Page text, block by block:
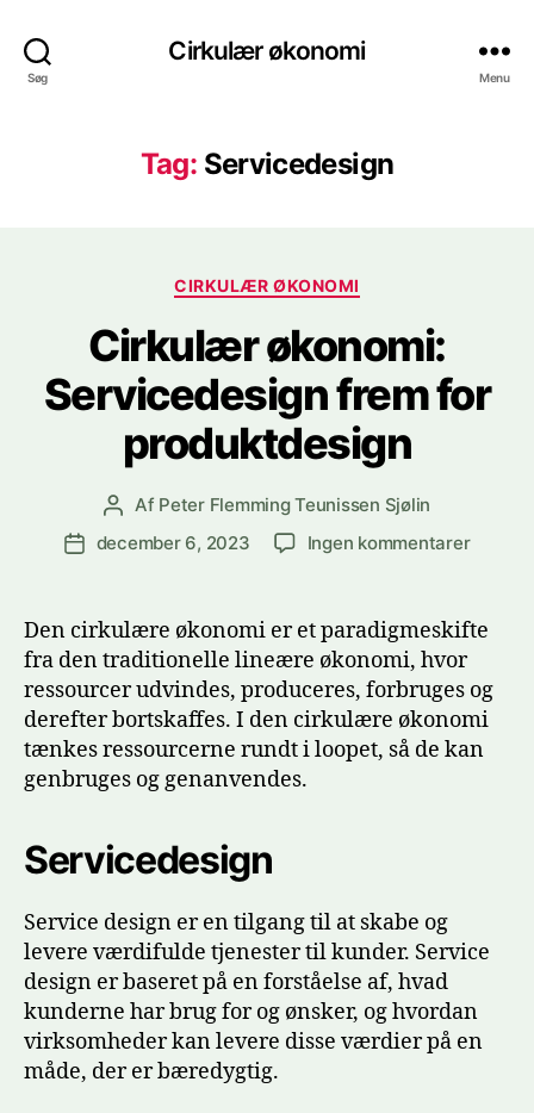
Søg
Cirkulær økonomi
Menu
Tag: Servicedesign
Kategorier
CIRKULÆR ØKONOMI
Cirkulær økonomi:
Servicedesign frem for
produktdesign
Indlægsforfatter
Af Peter Flemming Teunissen Sjølin
Indlægsdato
december 6, 2023 Ingen kommentarertil
Den cirkulære økonomi er et paradigmeskifte
fra den traditionelle lineære økonomi, hvor
ressourcer udvindes, produceres, forbruges og
derefter bortskaffes. I den cirkulære økonomi
tænkes ressourcerne rundt i loopet, så de kan
genbruges og genanvendes.
Servicedesign
Service design er en tilgang til at skabe og
levere værdifulde tjenester til kunder. Service
design er baseret på en forståelse af, hvad
kunderne har brug for og ønsker, og hvordan
virksomheder kan levere disse værdier på en
måde, der er bæredygtig.